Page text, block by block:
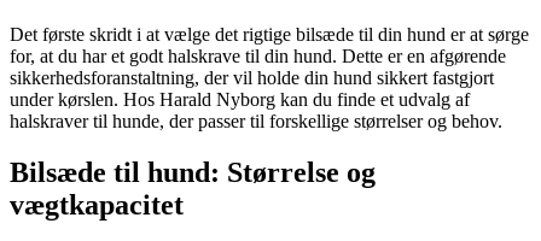
Det første skridt i at vælge det rigtige bilsæde til din hund er at sørge
for, at du har et godt halskrave til din hund. Dette er en afgørende
sikkerhedsforanstaltning, der vil holde din hund sikkert fastgjort
under kørslen. Hos Harald Nyborg kan du finde et udvalg af
halskraver til hunde, der passer til forskellige størrelser og behov.
Bilsæde til hund: Størrelse og
vægtkapacitet